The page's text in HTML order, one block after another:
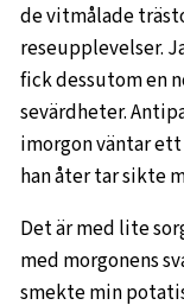
de vitmålade
reseupplevelser.
fick dessutom en
sevärdheter.
imorgon väntar
han åter tar sikte
Det är med lite
med morgonens
smekte min